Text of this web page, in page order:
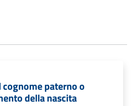
paterno o
della nascita